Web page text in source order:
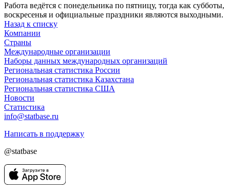
Работа ведётся с понедельника по пятницу, тогда как субботы,
воскресенья и официальные праздники являются выходными.
Назад к списку
Компании
Страны
Международные организации
Наборы данных международных организаций
Региональная статистика России
Региональная статистика Казахстана
Региональная статистика США
Новости
Статистика
info@statbase.ru
Написать в поддержку
@statbase